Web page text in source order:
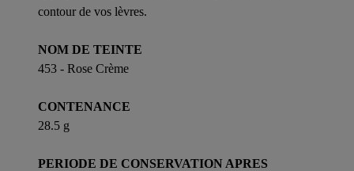
contour de vos lèvres.
NOM DE TEINTE
453 - Rose Crème
CONTENANCE
28.5 g
PERIODE DE CONSERVATION APRES